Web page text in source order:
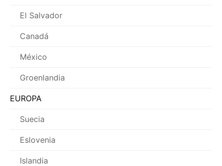
El Salvador
Canadá
México
Groenlandia
EUROPA
Suecia
Eslovenia
Islandia